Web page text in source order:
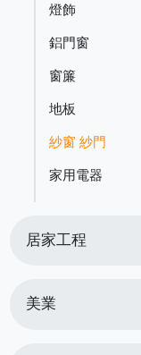
燈飾
鋁門窗
窗簾
地板
紗窗 紗門
家用電器
居家工程
美業